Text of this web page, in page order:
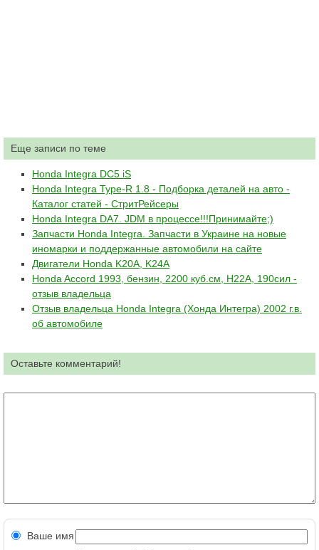
Еще записи по теме
Honda Integra DC5 iS
Honda Integra Type-R 1.8 - Подборка деталей на авто -
Каталог статей - СтритРейсеры
Honda Integra DA7. JDM в процессе!!!Принимайте;)
Запчасти Honda Integra. Запчасти в Украине на новые
иномарки и поддержанные автомобили на сайте
Двигатели Honda K20A, K24A
Honda Accord 1993, бензин, 2200 куб.см, Н22А, 190сил -
отзыв владельца
Отзыв владельца Honda Integra (Хонда Интегра) 2002 г.в.
об автомобиле
Оставьте комментарий!
Ваше имя